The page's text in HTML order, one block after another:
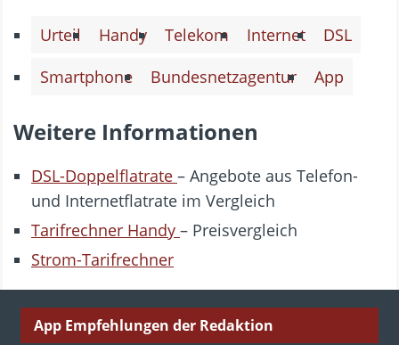
Urteil Handy Telekom Internet
DSL
Smartphone
Bundesnetzagentur App
Weitere Informationen
DSL-Doppelflatrate – Angebote aus Telefon-
und Internetflatrate im Vergleich
Tarifrechner Handy – Preisvergleich
Strom-Tarifrechner
App Empfehlungen der Redaktion